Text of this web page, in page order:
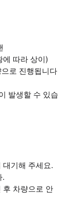
따라 상이)
로 진행됩니다
발생할 수 있습
대기해 주세요.
.
후 차량으로 안